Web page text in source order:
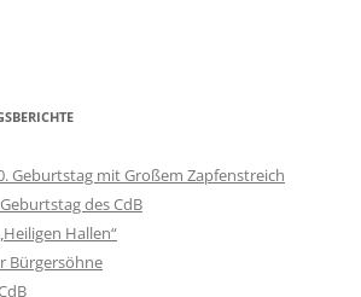
Geburtstag mit Großem Zapfenstreich
des CdB
Hallen“
Bürgersöhne